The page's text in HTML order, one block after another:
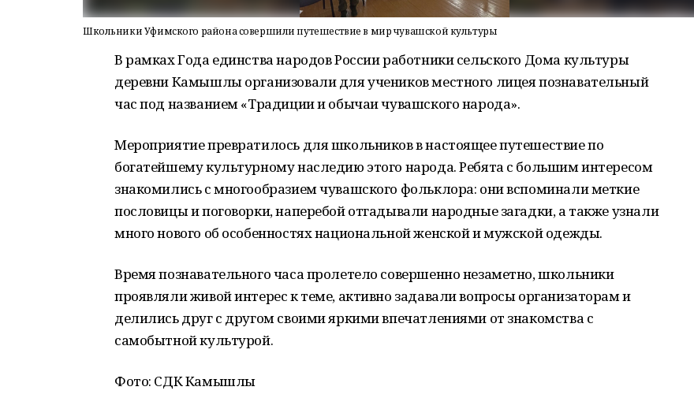
Школьники Уфимского района совершили путешествие в мир чувашской культуры
В рамках Года единства народов России работники сельского Дома культуры
деревни Камышлы организовали для учеников местного лицея познавательный
час под названием «Традиции и обычаи чувашского народа».
Мероприятие превратилось для школьников в настоящее путешествие по
богатейшему культурному наследию этого народа. Ребята с большим интересом
знакомились с многообразием чувашского фольклора: они вспоминали меткие
пословицы и поговорки, наперебой отгадывали народные загадки, а также узнали
много нового об особенностях национальной женской и мужской одежды.
Время познавательного часа пролетело совершенно незаметно, школьники
проявляли живой интерес к теме, активно задавали вопросы организаторам и
делились друг с другом своими яркими впечатлениями от знакомства с
самобытной культурой.
Фото: СДК Камышлы